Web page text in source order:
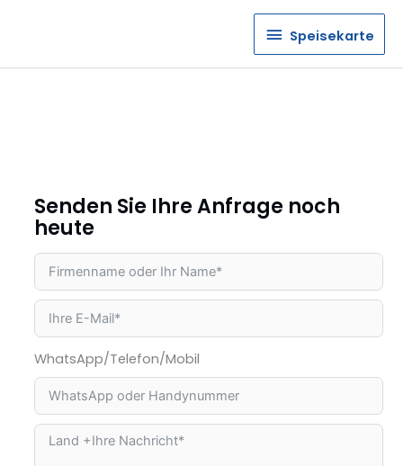
Speisekarte
Speisekarte
Senden Sie Ihre Anfrage noch
heute
WhatsApp/Telefon/Mobil